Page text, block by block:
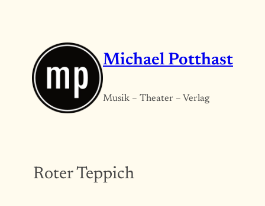
Michael Potthast
Musik – Theater – Verlag
Roter Teppich